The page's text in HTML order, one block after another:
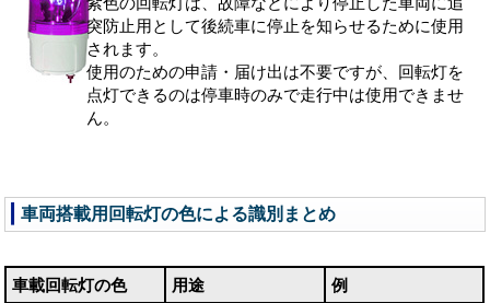
突防止用として後続車に停止を知らせるために使用
されます。
使用のための申請・届け出は不要ですが、回転灯を
点灯できるのは停車時のみで走行中は使用できませ
ん。
車両搭載用回転灯の色による識別まとめ
車載回転灯の色 用途 例